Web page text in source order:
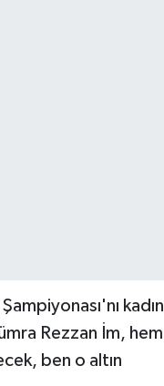
kadın
Rezzan İm, hem
ben o altın